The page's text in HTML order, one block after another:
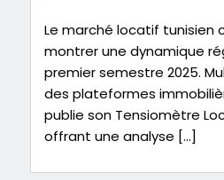
Le marché locatif tunisien
montrer une dynamique
premier semestre 2025.
des plateformes
publie son Tensiomètre
offrant une analyse […]